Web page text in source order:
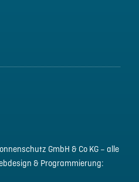
GmbH & Co KG – alle
& Programmierung: